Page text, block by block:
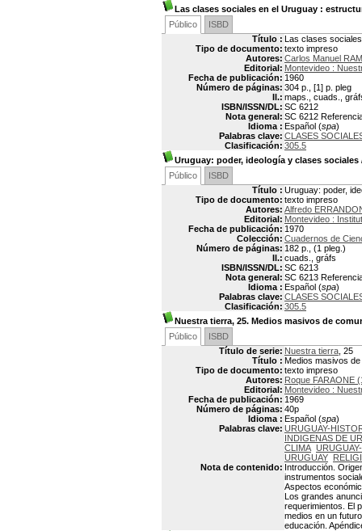
Las clases sociales en el Uruguay :
Público
ISBD
Título : Las clases
Tipo de documento: texto impreso
Autores: Carlos Manuel
Editorial: Montevideo :
Fecha de publicación: 1960
Número de páginas: 304 p., [1] p. pleg
Il.: maps., cuads.,
ISBN/ISSN/DL: SC 6212
Nota general: SC 6212
Idioma : Español (spa)
Palabras clave: CLASES
Clasificación: 305.5
Uruguay: poder, ideología y clases sociales
Público
ISBD
Título : Uruguay: poder,
Tipo de documento: texto impreso
Autores: Alfredo
Editorial: Montevideo :
Fecha de publicación: 1970
Colección: Cuadernos de
Número de páginas: 182 p., (1 pleg.)
Il.: cuads., gráfs
ISBN/ISSN/DL: SC 6213
Nota general: SC 6213
Idioma : Español (spa)
Palabras clave: CLASES
Clasificación: 305.5
Nuestra tierra, 25. Medios masivos de
Público
ISBD
Título de serie: Nuestra tierra , 25
Título : Medios masivos
Tipo de documento: texto impreso
Autores: Roque FARAONE
Editorial: Montevideo :
Fecha de publicación: 1969
Número de páginas: 40p
Idioma : Español (spa)
Palabras clave: URUGUAY-
INDIGENAS DE
CLIMA
URUGUAY
Nota de contenido: Introducción.
instrumentos
Aspectos
Los grandes
requerimientos. El
medios en un
educación.